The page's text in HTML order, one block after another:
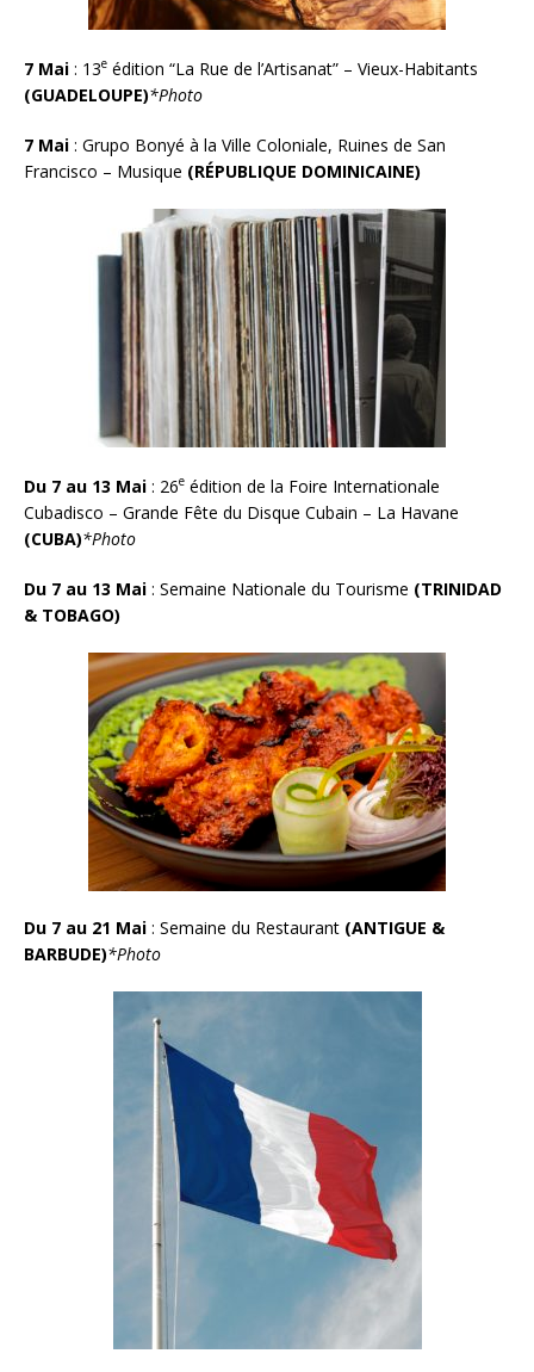
7 Mai : 13e édition “La Rue de l’Artisanat” – Vieux-Habitants
(GUADELOUPE)*Photo
7 Mai : Grupo Bonyé à la Ville Coloniale, Ruines de San
Francisco – Musique (RÉPUBLIQUE DOMINICAINE)
Du 7 au 13 Mai : 26e édition de la Foire Internationale
Cubadisco – Grande Fête du Disque Cubain – La Havane
(CUBA)*Photo
Du 7 au 13 Mai : Semaine Nationale du Tourisme (TRINIDAD
& TOBAGO)
Du 7 au 21 Mai : Semaine du Restaurant (ANTIGUE &
BARBUDE)*Photo